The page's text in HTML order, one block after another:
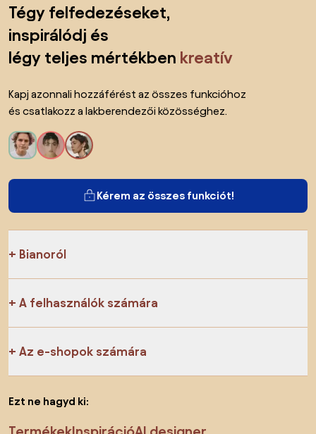
Tégy felfedezéseket,
inspirálódj és
légy teljes mértékben kreatív
Kapj azonnali hozzáférést az összes funkcióhoz
és csatlakozz a lakberendezői közösséghez.
Kérem az összes funkciót!
Bianoról
A felhasználók számára
Az e-shopok számára
Ezt ne hagyd ki: